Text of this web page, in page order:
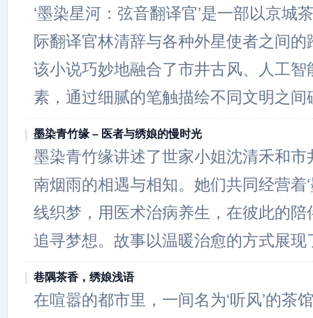
‘墨染星河：弦音翻译官’是一部以京城
际翻译官林清辞与各种外星使者之间
该小说巧妙地融合了市井古风、人工智
素，通过细腻的笔触描绘不同文明之间
墨染青竹缘 – 医者与绣娘的慢时光
墨染青竹缘讲述了世家小姐沈清禾和市
南烟雨的相遇与相知。她们共同经营着
线织梦，用医术治病养生，在彼此的陪
追寻梦想。故事以温暖治愈的方式展现
巷隅茶香，绣娘浅语
在喧嚣的都市里，一间名为‘听风’的茶